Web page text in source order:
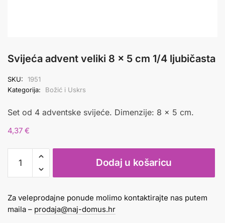
Svijeća advent veliki 8 x 5 cm 1/4 ljubičasta
SKU:
1951
Kategorija:
Božić i Uskrs
Set od 4 adventske svijeće. Dimenzije: 8 x 5 cm.
4,37 €
advent
veliki
x
5
Dodaj u košaricu
Za veleprodajne ponude molimo kontaktirajte nas putem
maila – prodaja@naj-domus.hr